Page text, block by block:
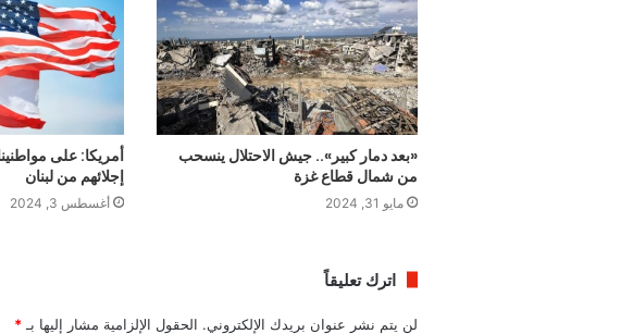
«بعد دمار كبير».. جيش الاحتلال ينسحب
من شمال قطاع غزة
مايو 31, 2024
أمريكا: على
إجلائهم من لبنان
أغسطس 3, 2024
اترك تعليقاً
لن يتم نشر عنوان بريدك الإلكتروني. الحقول الإلزامية مشار إليها بـ *